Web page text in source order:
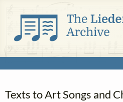
Texts to Art Songs and